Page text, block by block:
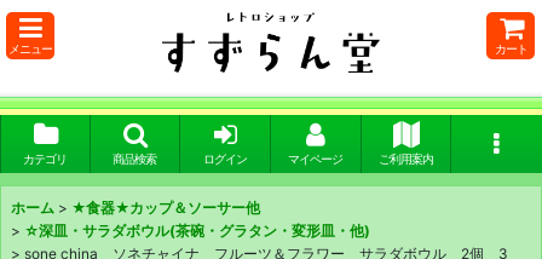
メニュー カート
カテゴリ 商品検索 ログイン マイページ ご利用案内
ホーム > ★食器★カップ＆ソーサー他
> ☆深皿・サラダボウル(茶碗・グラタン・変形皿・他)
> sone china ソネチャイナ フルーツ＆フラワー サラダボウル 2個 3